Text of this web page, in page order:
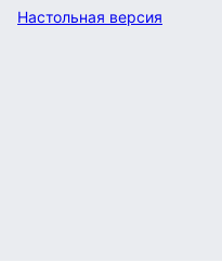
Настольная версия